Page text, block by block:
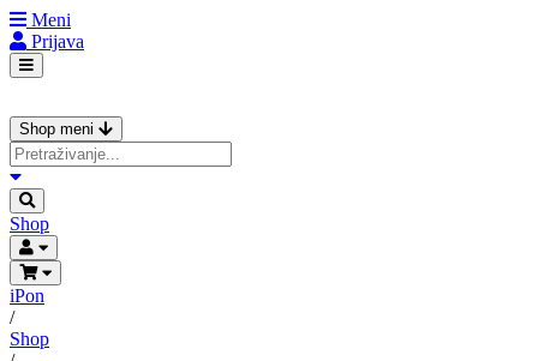
Meni
Prijava
Shop meni
Shop
iPon
/
Shop